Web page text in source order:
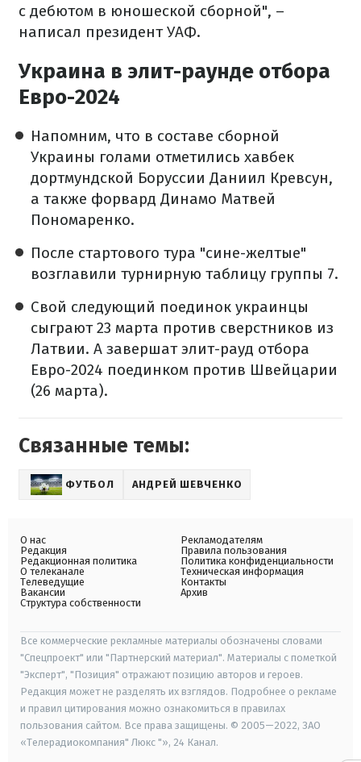
с дебютом в юношеской сборной", –
написал президент УАФ.
Украина в элит-раунде отбора
Евро-2024
Напомним, что в составе сборной
Украины голами отметились хавбек
дортмундской Боруссии Даниил Кревсун,
а также форвард Динамо Матвей
Пономаренко.
После стартового тура "сине-желтые"
возглавили турнирную таблицу группы 7.
Свой следующий поединок украинцы
сыграют 23 марта против сверстников из
Латвии. А завершат элит-рауд отбора
Евро-2024 поединком против Швейцарии
(26 марта).
Связанные темы:
ФУТБОЛ АНДРЕЙ ШЕВЧЕНКО
О нас
Редакция
Редакционная политика
О телеканале
Телеведущие
Вакансии
Структура собственности
Рекламодателям
Правила пользования
Политика конфиденциальности
Техническая информация
Контакты
Архив
Все коммерческие рекламные материалы обозначены словами
"Спецпроект" или "Партнерский материал". Материалы с пометкой
"Эксперт", "Позиция" отражают позицию авторов и героев.
Редакция может не разделять их взглядов. Подробнее о рекламе
и правил цитирования можно ознакомиться в правилах
пользования сайтом. Все права защищены. © 2005—2022, ЗАО
«Телерадиокомпания" Люкс "», 24 Канал.